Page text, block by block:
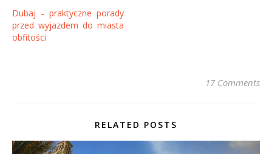
Dubaj – praktyczne porady
przed wyjazdem do miasta
obfitości
17 Comments
RELATED POSTS